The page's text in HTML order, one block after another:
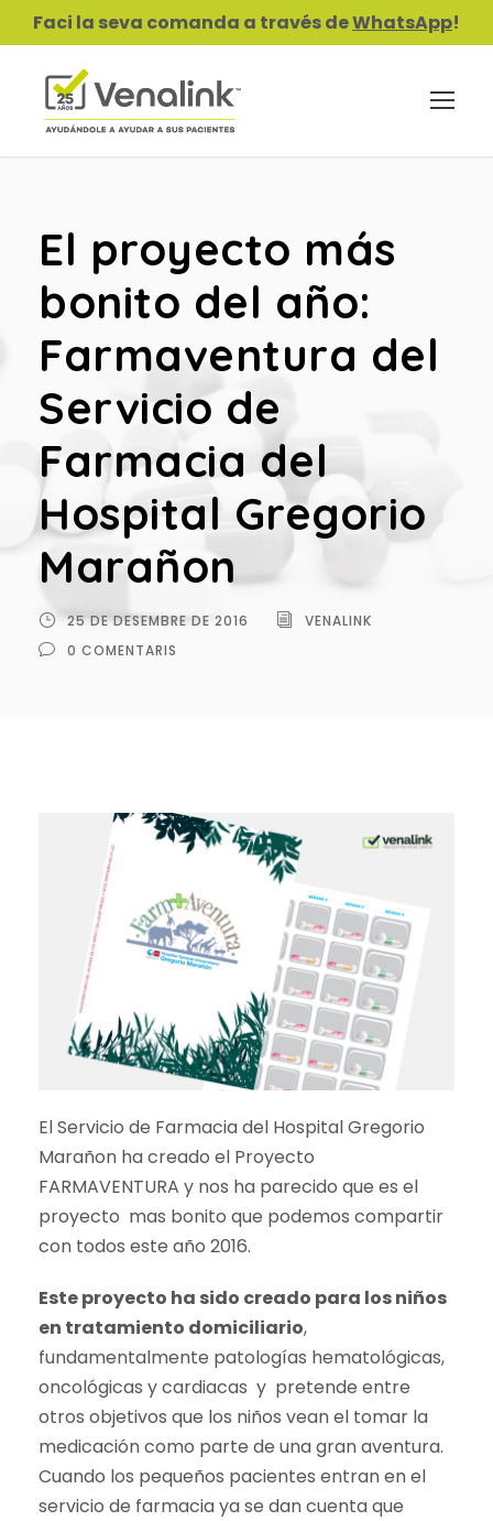
Faci la seva comanda a través deWhatsApp!
El proyecto más
bonito del año:
Farmaventura del
Servicio de
Farmacia del
Hospital Gregorio
Marañon
25 DE DESEMBRE DE 2016
VENALINK
0 COMENTARIS
El Servicio de Farmacia del Hospital Gregorio
Marañon ha creado el Proyecto
FARMAVENTURA y nos ha parecido que es el
proyecto mas bonito que podemos compartir
con todos este año 2016.
Este proyecto ha sido creado para los niños
en tratamiento domiciliario,
fundamentalmente patologías hematológicas,
oncológicas y cardiacas y pretende entre
otros objetivos que los niños vean el tomar la
medicación como parte de una gran aventura.
Cuando los pequeños pacientes entran en el
servicio de farmacia ya se dan cuenta que